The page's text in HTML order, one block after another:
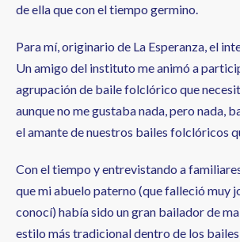
de ella que con el tiempo germino.
Para mí, originario de La Esperanza, el
Un amigo del instituto me animó a
agrupación de baile folclórico que
aunque no me gustaba nada, pero nada,
el amante de nuestros bailes folclóricos
Con el tiempo y entrevistando a
que mi abuelo paterno (que falleció muy
conocí) había sido un gran bailador de
estilo más tradicional dentro de los